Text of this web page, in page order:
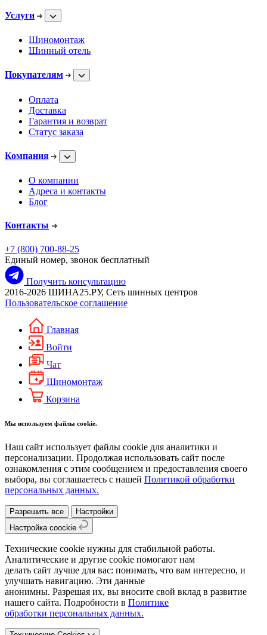
Услуги
Шиномонтаж
Шинный отель
Покупателям
Оплата
Доставка
Гарантия и возврат
Статус заказа
Компания
О компании
Адреса и контакты
Блог
Контакты
+7 (800) 700-88-25
Единый номер, звонок бесплатный
Получить консультацию
2016-2026 ШИНА25.РУ, Сеть шинных центров
Пользовательское соглашение
Главная
Войти
Чат
Шиномонтаж
Корзина
Мы используем файлы cookie.
Наш сайт использует файлы cookie для аналитики и
персонализации. Продолжая использовать сайт после
ознакомления с этим сообщением и предоставления своего
выбора, вы соглашаетесь с нашей Политикой обработки
персональных данных.
Разрешить все
Настройки
Настройка coockie
Технические cookie нужны для стабильной работы.
Аналитические и другие cookie помогают нам
делать сайт лучше для вас: понимать, что вам интересно, и
улучшать навигацию. Эти данные
анонимны. Разрешая их, вы вносите свой вклад в развитие
нашего сайта. Подробности в Политике
обработки персональных данных.